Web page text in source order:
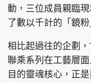
PCM 電腦廣場
頭條日報
動，三位成員親臨
了數以千計的「鏡
相比起過往的企劃
聯乘系列在工藝層
目的靈魂核心，正